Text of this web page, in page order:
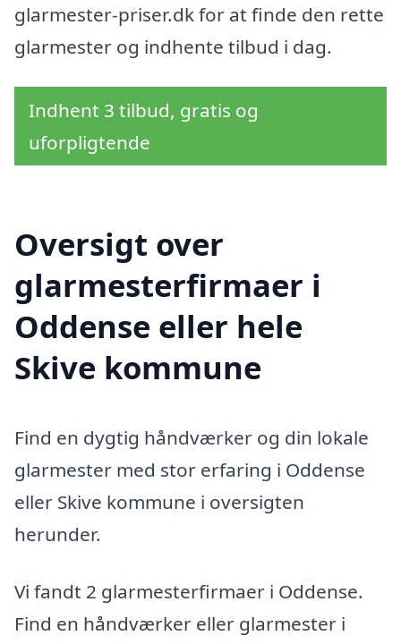
glarmester-priser.dk for at finde den rette
glarmester og indhente tilbud i dag.
Indhent 3 tilbud, gratis og
uforpligtende
Oversigt over
glarmesterfirmaer i
Oddense eller hele
Skive kommune
Find en dygtig håndværker og din lokale
glarmester med stor erfaring i Oddense
eller Skive kommune i oversigten
herunder.
Vi fandt 2 glarmesterfirmaer i Oddense.
Find en håndværker eller glarmester i